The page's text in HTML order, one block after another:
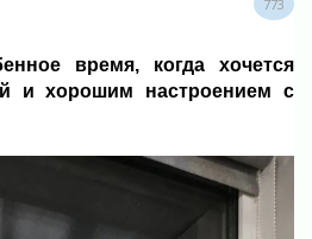
773
время, когда хочется
и хорошим настроением с